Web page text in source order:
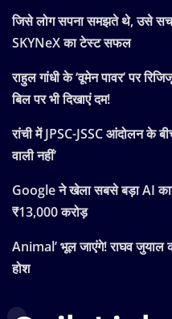
जिसे लोग सपना समझते थे, उसे
SKYNeX का टेस्ट सफल
राहुल गांधी के ‘वूमेन पावर’ पर
बिल पर भी दिखाएं दम!
रांची में JPSC-JSSC आंदोलन के
वाली नहीं’
Google ने खेला सबसे बड़ा AI
₹13,000 करोड़
Animal’ भूल जाएंगे! राघव
होश